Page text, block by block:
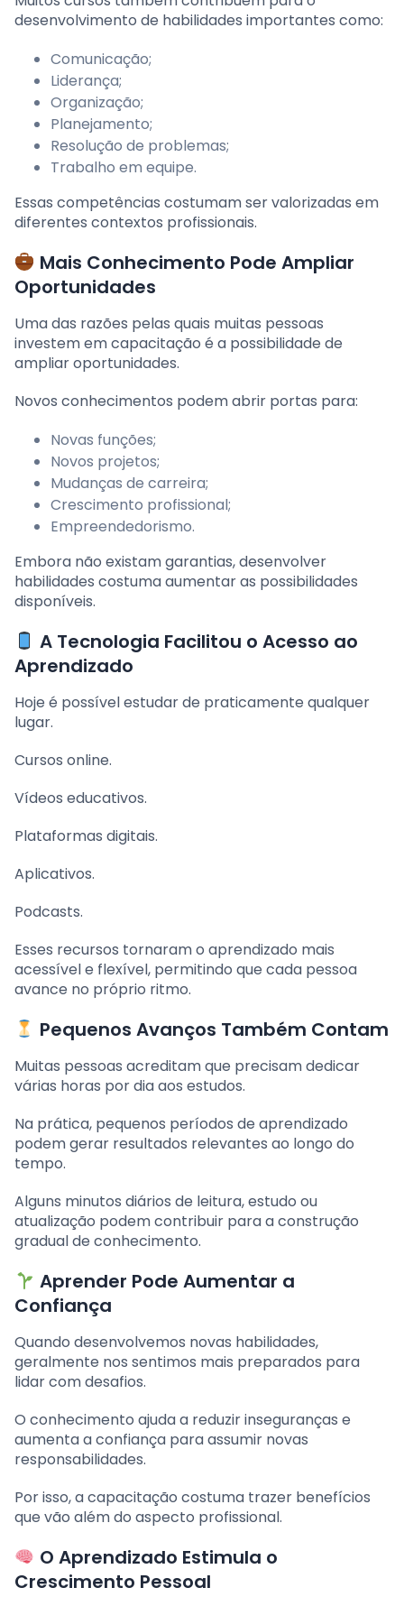
desenvolvimento de habilidades importantes como:
Comunicação;
Liderança;
Organização;
Planejamento;
Resolução de problemas;
Trabalho em equipe.
Essas competências costumam ser valorizadas em
diferentes contextos profissionais.
Mais Conhecimento Pode Ampliar
Oportunidades
Uma das razões pelas quais muitas pessoas
investem em capacitação é a possibilidade de
ampliar oportunidades.
Novos conhecimentos podem abrir portas para:
Novas funções;
Novos projetos;
Mudanças de carreira;
Crescimento profissional;
Empreendedorismo.
Embora não existam garantias, desenvolver
habilidades costuma aumentar as possibilidades
disponíveis.
A Tecnologia Facilitou o Acesso ao
Aprendizado
Hoje é possível estudar de praticamente qualquer
lugar.
Cursos online.
Vídeos educativos.
Plataformas digitais.
Aplicativos.
Podcasts.
Esses recursos tornaram o aprendizado mais
acessível e flexível, permitindo que cada pessoa
avance no próprio ritmo.
Pequenos Avanços Também Contam
Muitas pessoas acreditam que precisam dedicar
várias horas por dia aos estudos.
Na prática, pequenos períodos de aprendizado
podem gerar resultados relevantes ao longo do
tempo.
Alguns minutos diários de leitura, estudo ou
atualização podem contribuir para a construção
gradual de conhecimento.
Aprender Pode Aumentar a
Confiança
Quando desenvolvemos novas habilidades,
geralmente nos sentimos mais preparados para
lidar com desafios.
O conhecimento ajuda a reduzir inseguranças e
aumenta a confiança para assumir novas
responsabilidades.
Por isso, a capacitação costuma trazer benefícios
que vão além do aspecto profissional.
O Aprendizado Estimula o
Crescimento Pessoal